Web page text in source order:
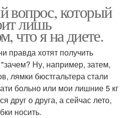
вопрос, который
лишь
что я на диете.
правда хотят получить
Ну, например, затем,
лямки бюстгальтера стали
больно или мои лишние 5 кг
друг о друга, а сейчас лето,
носить.